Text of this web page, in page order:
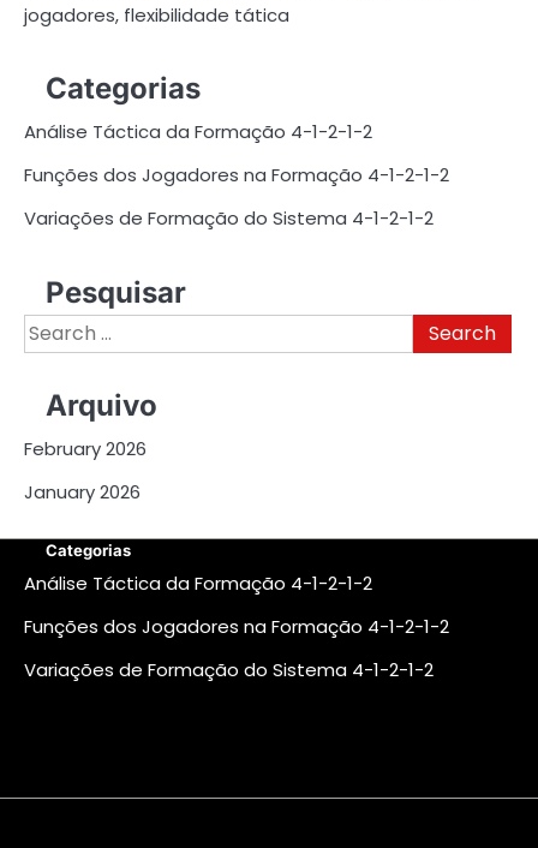
jogadores, flexibilidade tática
Categorias
Análise Táctica da Formação 4-1-2-1-2
Funções dos Jogadores na Formação 4-1-2-1-2
Variações de Formação do Sistema 4-1-2-1-2
Pesquisar
Search
for:
Arquivo
February 2026
January 2026
Categorias
Análise Táctica da Formação 4-1-2-1-2
Funções dos Jogadores na Formação 4-1-2-1-2
Variações de Formação do Sistema 4-1-2-1-2